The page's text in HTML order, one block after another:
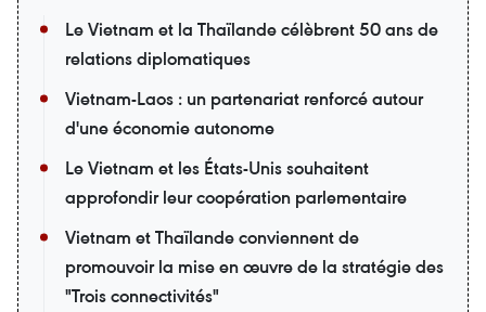
Le Vietnam et la Thaïlande célèbrent 50 ans de
relations diplomatiques
Vietnam-Laos : un partenariat renforcé autour
d'une économie autonome
Le Vietnam et les États-Unis souhaitent
approfondir leur coopération parlementaire
Vietnam et Thaïlande conviennent de
promouvoir la mise en œuvre de la stratégie des
"Trois connectivités"